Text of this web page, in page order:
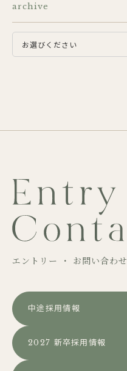
archive
エントリー ・ お問い合わせ
中途採用情報
2027 新卒採用情報